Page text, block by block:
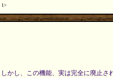
1
かし、この機能、実は完全に廃止さ